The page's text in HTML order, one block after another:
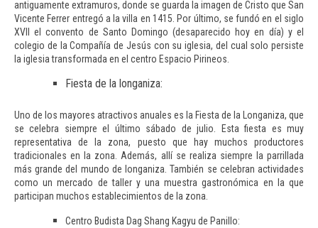
antiguamente extramuros, donde se guarda la imagen de Cristo que San
Vicente Ferrer entregó a la villa en 1415.​ Por último, se fundó en el siglo
XVII el convento de Santo Domingo (desaparecido hoy en día) y el
colegio de la Compañía de Jesús con su iglesia, del cual solo persiste
la iglesia transformada en el centro Espacio Pirineos.
Fiesta de la longaniza:
Uno de los mayores atractivos anuales es la Fiesta de la Longaniza, que
se celebra siempre el último sábado de julio. Esta fiesta es muy
representativa de la zona, puesto que hay muchos productores
tradicionales en la zona. Además, allí se realiza siempre la parrillada
más grande del mundo de longaniza. También se celebran actividades
como un mercado de taller y una muestra gastronómica en la que
participan muchos establecimientos de la zona.
Centro Budista Dag Shang Kagyu de Panillo: